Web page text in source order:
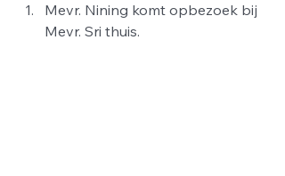
Mevr. Nining komt opbezoek bij
Mevr. Sri thuis.